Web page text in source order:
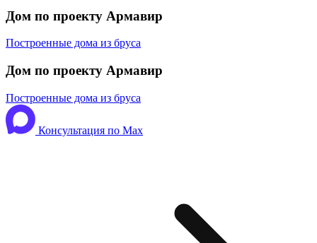
Дом по проекту Армавир
Построенные дома из бруса
Дом по проекту Армавир
Построенные дома из бруса
Консультация по Max